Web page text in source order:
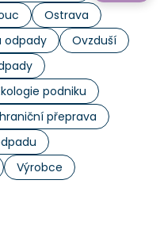
Ostrava
odpady
Ovzduší
podniku
přeprava
Výrobce